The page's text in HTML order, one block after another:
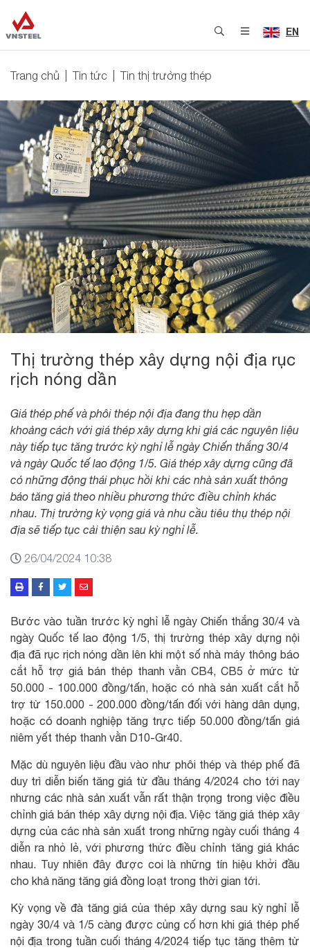
EN
Trang chủ Tin tức Tin thị trường thép
Thị trường thép xây dựng nội địa rục
rịch nóng dần
Giá thép phế và phôi thép nội địa đang thu hẹp dần
khoảng cách với giá thép xây dựng khi giá các nguyên liệu
này tiếp tục tăng trước kỳ nghỉ lễ ngày Chiến thắng 30/4
và ngày Quốc tế lao động 1/5. Giá thép xây dựng cũng đã
có những động thái phục hồi khi các nhà sản xuất thông
báo tăng giá theo nhiều phương thức điều chỉnh khác
nhau. Thị trường kỳ vọng giá và nhu cầu tiêu thụ thép nội
địa sẽ tiếp tục cải thiện sau kỳ nghỉ lễ.
26/04/2024 10:38
Bước vào tuần trước kỳ nghỉ lễ ngày Chiến thắng 30/4 và
ngày Quốc tế lao động 1/5, thị trường thép xây dựng nội
địa đã rục rịch nóng dần lên khi một số nhà máy thông báo
cắt hỗ trợ giá bán thép thanh vằn CB4, CB5 ở mức từ
50.000 - 100.000 đồng/tấn, hoặc có nhà sản xuất cắt hỗ
trợ từ 150.000 - 200.000 đồng/tấn đối với hàng dân dụng,
hoặc có doanh nghiệp tăng trực tiếp 50.000 đồng/tấn giá
niêm yết thép thanh vằn D10-Gr40.
Mặc dù nguyên liệu đầu vào như phôi thép và thép phế đã
duy trì diễn biến tăng giá từ đầu tháng 4/2024 cho tới nay
nhưng các nhà sản xuất vẫn rất thận trọng trong việc điều
chỉnh giá bán thép xây dựng nội địa. Việc tăng giá thép xây
dựng của các nhà sản xuất trong những ngày cuối tháng 4
diễn ra nhỏ lẻ, với phương thức điều chỉnh tăng giá khác
nhau. Tuy nhiên đây được coi là những tín hiệu khởi đầu
cho khả năng tăng giá đồng loạt trong thời gian tới.
Kỳ vọng về đà tăng giá của thép xây dựng sau kỳ nghỉ lễ
ngày 30/4 và 1/5 càng được củng cố hơn khi giá thép phế
nội địa trong tuần cuối tháng 4/2024 tiếp tục tăng thêm từ